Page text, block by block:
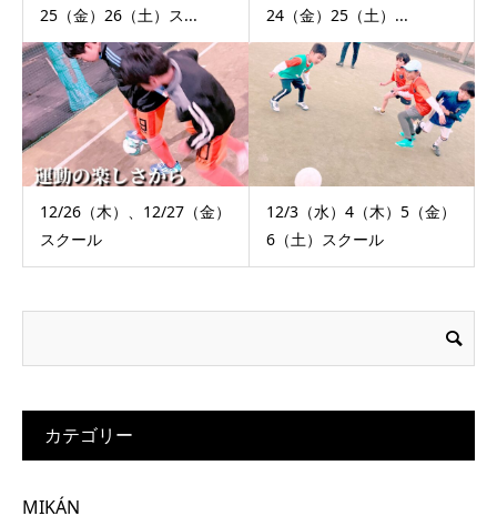
25（金）26（土）ス...
24（金）25（土）...
12/26（木）、12/27（金）
スクール
12/3（水）4（木）5（金）
6（土）スクール
カテゴリー
MIKÁN